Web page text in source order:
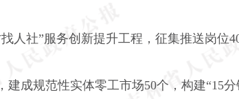
人社”服务创新提升工程，征集推送岗位
建成规范性实体零工市场50个，构建“15分